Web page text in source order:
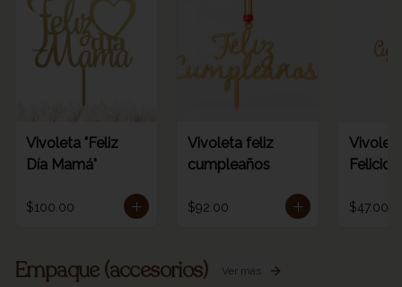
Vivoleta "Feliz
Día Mamá"
$100.00
Vivoleta feliz
cumpleaños
$92.00 $47.00
Empaque (accesorios) Ver más